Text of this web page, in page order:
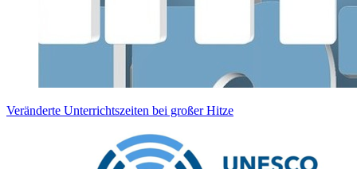
Veränderte Unterrichtszeiten bei großer Hitze